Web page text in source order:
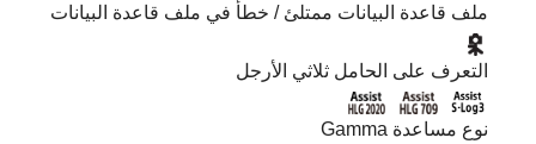
ملف قاعدة البيانات ممتلئ / خطأ في ملف قاعدة البيانات
التعرف على الحامل ثلاثي الأرجل
نوع مساعدة Gamma‎‏